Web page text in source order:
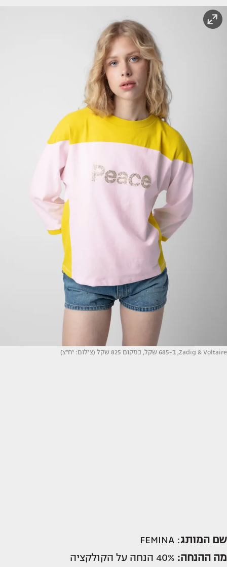
Zadig & Voltaire, ב-685 שקל, במקום 825 שקל (צילום: יח''צ)
שם המותג: FEMINA
מה ההנחה: